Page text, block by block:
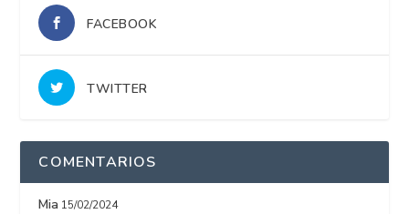
FACEBOOK
TWITTER
COMENTARIOS
Mia 15/02/2024